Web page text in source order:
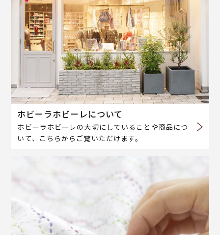
ホビーラホビーレについて
ホビーラホビーレの大切にしていることや商品につ
いて、こちらからご覧いただけます。